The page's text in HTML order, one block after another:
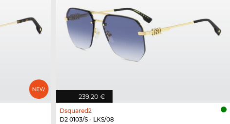
239,20 €
Dsquared2
D2 0103/S - LKS/08